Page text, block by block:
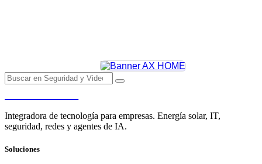
Integradora de tecnología para empresas. Energía solar, IT,
seguridad, redes y agentes de IA.
Soluciones